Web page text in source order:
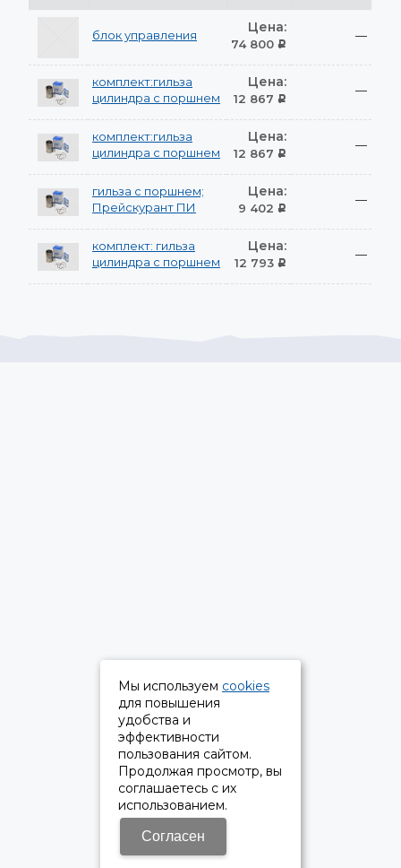
блок управления Цена:
74 800 Р
—
комплект:гильза
цилиндра с поршнем
Цена:
12 867 Р
—
комплект:гильза
цилиндра с поршнем
Цена:
12 867 Р
—
гильза с поршнем;
Прейскурант ПИ
Цена:
9 402 Р
—
комплект: гильза
цилиндра с поршнем
Цена:
12 793 Р
—
Мы используем cookies
для повышения
удобства и
эффективности
пользования сайтом.
Продолжая просмотр, вы
соглашаетесь с их
использованием.
Согласен